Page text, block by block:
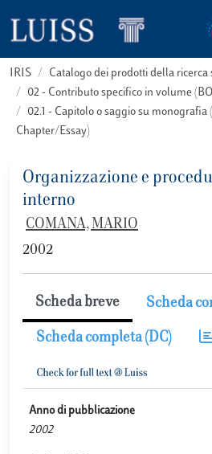
IRIS
Catalogo dei prodotti della ricerca
02 - Contributo specifico in volume
02.1 - Capitolo o saggio su monografia
Chapter/Essay)
Organizzazione e
interno
COMANA, MARIO
2002
Scheda breve Scheda
Scheda completa (DC)
Anno di pubblicazione
2002